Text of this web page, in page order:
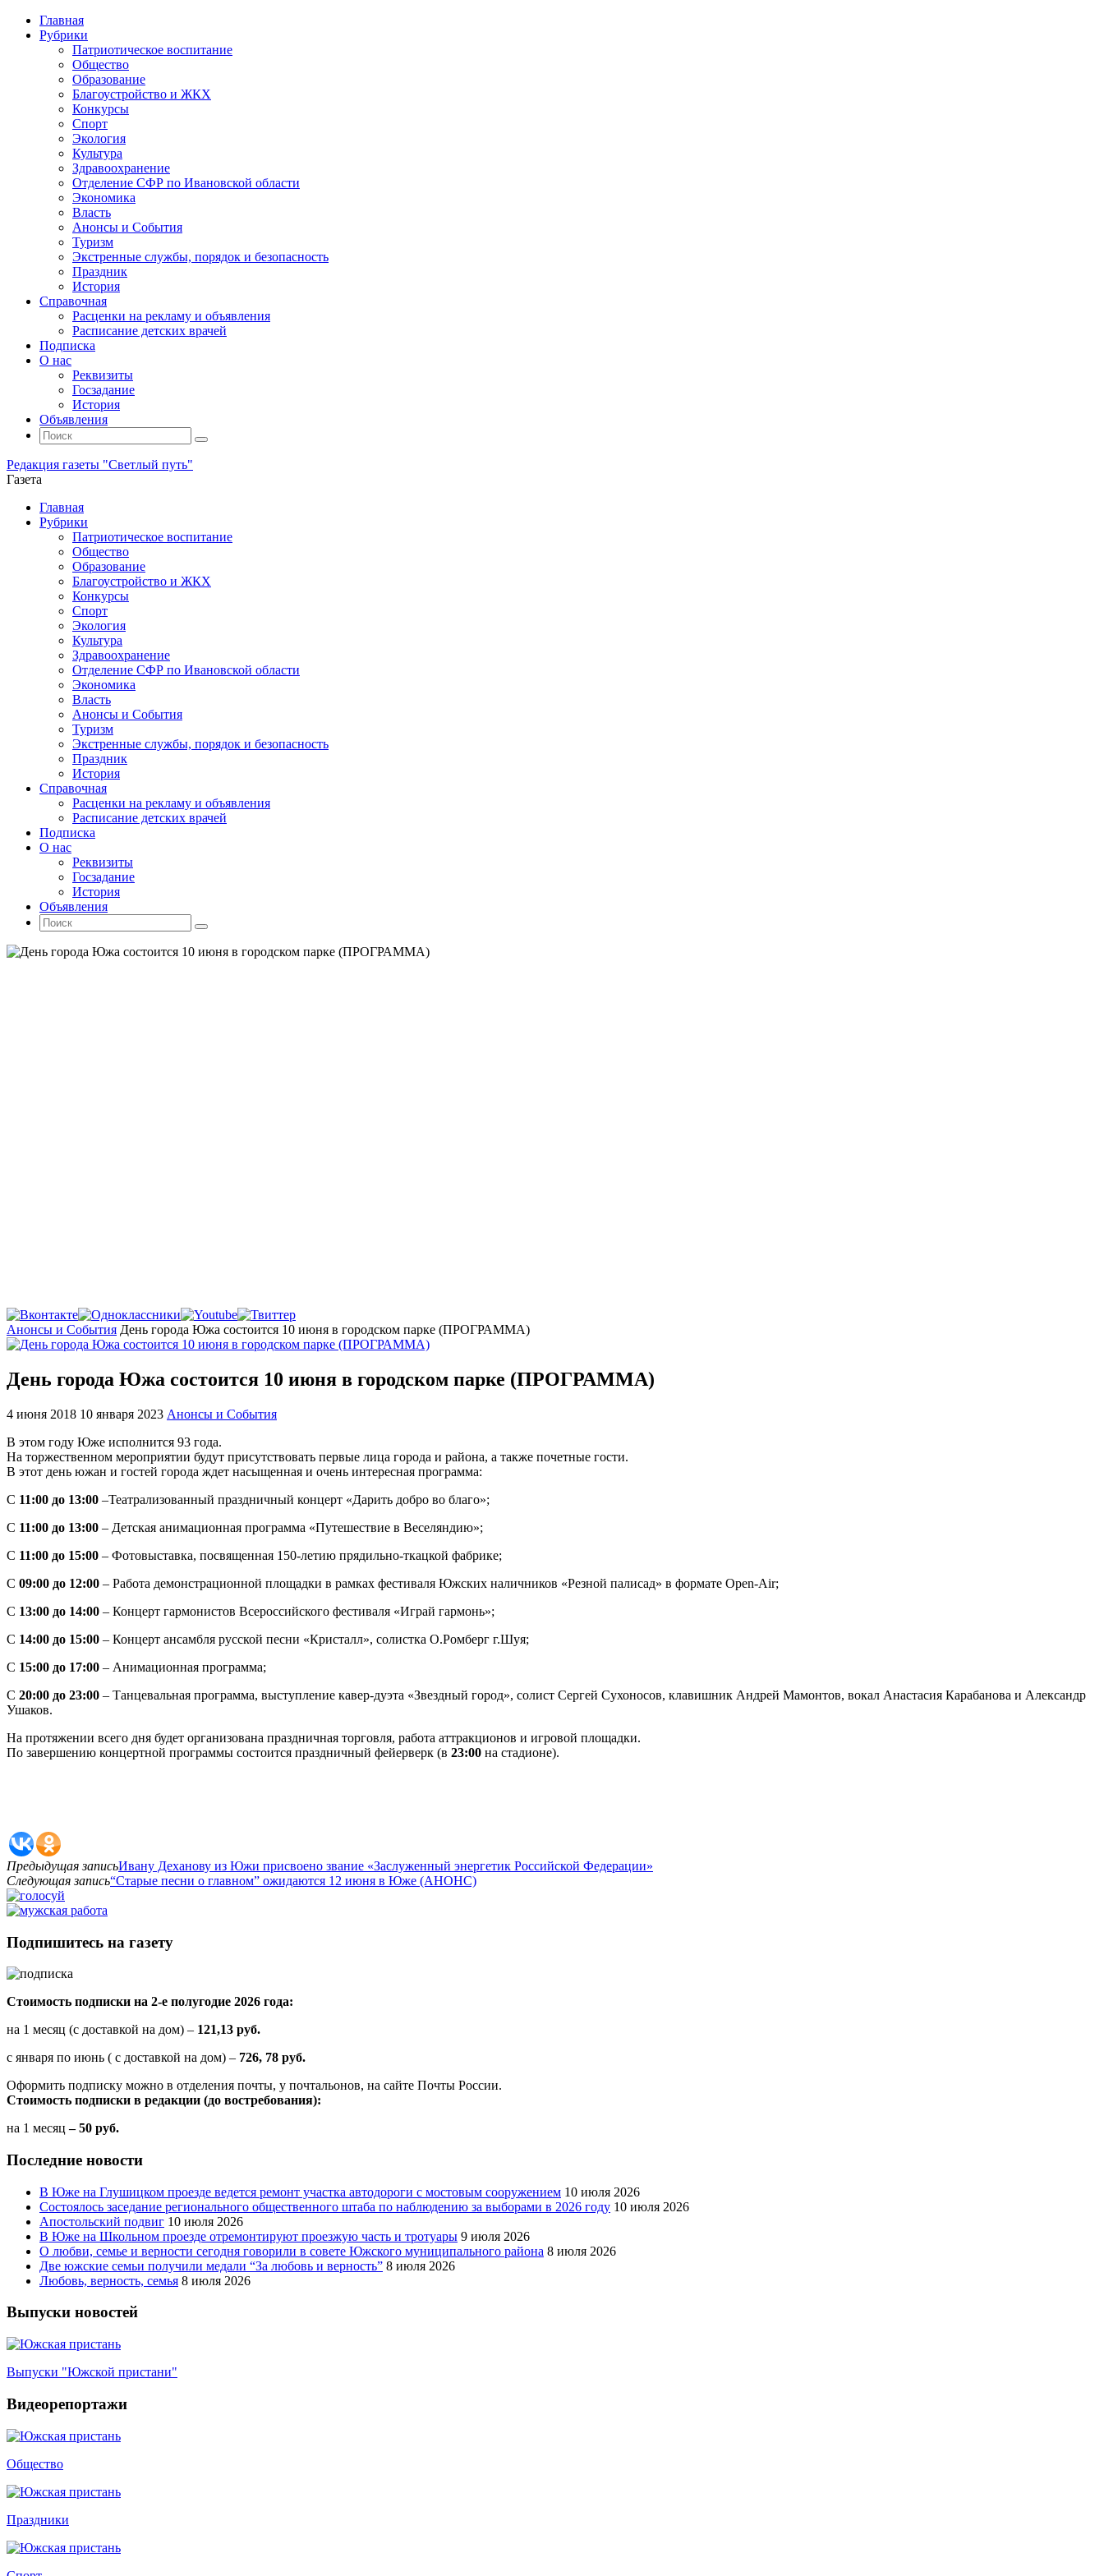
Главная
Рубрики
Патриотическое воспитание
Общество
Образование
Благоустройство и ЖКХ
Конкурсы
Спорт
Экология
Культура
Здравоохранение
Отделение СФР по Ивановской области
Экономика
Власть
Анонсы и События
Туризм
Экстренные службы, порядок и безопасность
Праздник
История
Справочная
Расценки на рекламу и объявления
Расписание детских врачей
Подписка
О нас
Реквизиты
Госзадание
История
Объявления
Поиск
Искать:
Поиск
Редакция газеты "Светлый путь"
Газета
Промотать
содержимому
Главная
Рубрики
Патриотическое воспитание
Общество
Образование
Благоустройство и ЖКХ
Конкурсы
Спорт
Экология
Культура
Здравоохранение
Отделение СФР по Ивановской области
Экономика
Власть
Анонсы и События
Туризм
Экстренные службы, порядок и безопасность
Праздник
История
Справочная
Расценки на рекламу и объявления
Расписание детских врачей
Подписка
О нас
Реквизиты
Госзадание
История
Объявления
Поиск
Искать:
Поиск
Главная
Анонсы и События День города Южа состоится 10 июня в городском парке (ПРОГРАММА)
День города Южа состоится 10 июня в городском парке (ПРОГРАММА)
4 июня 2018 10 января 2023 Анонсы и События
В этом году Юже исполнится 93 года.
На торжественном мероприятии будут присутствовать первые лица города и района, а также почетные гости.
В этот день южан и гостей города ждет насыщенная и очень интересная программа:
С 11:00 до 13:00 –Театрализованный праздничный концерт «Дарить добро во благо»;
С 11:00 до 13:00 – Детская анимационная программа «Путешествие в Веселяндию»;
С 11:00 до 15:00 – Фотовыставка, посвященная 150-летию прядильно-ткацкой фабрике;
С 09:00 до 12:00 – Работа демонстрационной площадки в рамках фестиваля Южских наличников «Резной палисад» в формате Open-Air;
С 13:00 до 14:00 – Концерт гармонистов Всероссийского фестиваля «Играй гармонь»;
С 14:00 до 15:00 – Концерт ансамбля русской песни «Кристалл», солистка О.Ромберг г.Шуя;
С 15:00 до 17:00 – Анимационная программа;
С 20:00 до 23:00 – Танцевальная программа, выступление кавер-дуэта «Звездный город», солист Сергей Сухоносов, клавишник Андрей Мамонтов, вокал Анастасия Карабанова и Александр
Ушаков.
На протяжении всего дня будет организована праздничная торговля, работа аттракционов и игровой площадки.
По завершению концертной программы состоится праздничный фейерверк (в 23:00 на стадионе).
Предыдущая записьИвану Деханову из Южи присвоено звание «Заслуженный энергетик Российской Федерации»
Следующая запись“Старые песни о главном” ожидаются 12 июня в Юже (АНОНС)
Подпишитесь на газету
Стоимость подписки на 2-е полугодие 2026 года:
на 1 месяц (с доставкой на дом) – 121,13 руб.
с января по июнь ( с доставкой на дом) – 726, 78 руб.
Оформить подписку можно в отделения почты, у почтальонов, на сайте Почты России.
Стоимость подписки в редакции (до востребования):
на 1 месяц – 50 руб.
Последние новости
В Юже на Глушицком проезде ведется ремонт участка автодороги с мостовым сооружением 10 июля 2026
Состоялось заседание регионального общественного штаба по наблюдению за выборами в 2026 году 10 июля 2026
Апостольский подвиг 10 июля 2026
В Юже на Школьном проезде отремонтируют проезжую часть и тротуары 9 июля 2026
О любви, семье и верности сегодня говорили в совете Южского муниципального района 8 июля 2026
Две южские семьи получили медали “За любовь и верность” 8 июля 2026
Любовь, верность, семья 8 июля 2026
Выпуски новостей
Выпуски "Южской пристани"
Видеорепортажи
Общество
Праздники